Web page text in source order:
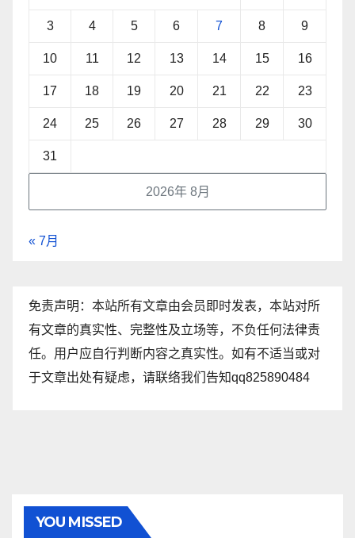
2026年 8月
3 4 5 6 7 8 9
10 11 12 13 14 15 16
17 18 19 20 21 22 23
24 25 26 27 28 29 30
31
« 7月
免责声明：本站所有文章由会员即时发表，本站对所
有文章的真实性、完整性及立场等，不负任何法律责
任。用户应自行判断内容之真实性。如有不适当或对
于文章出处有疑虑，请联络我们告知qq825890484
YOU MISSED